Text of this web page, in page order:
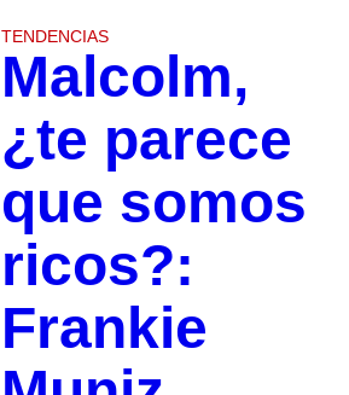
TENDENCIAS
Malcolm,
¿te parece
que somos
ricos?:
Frankie